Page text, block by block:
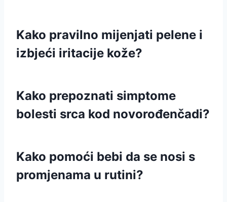
Kako pravilno mijenjati pelene i
izbjeći iritacije kože?
Kako prepoznati simptome
bolesti srca kod novorođenčadi?
Kako pomoći bebi da se nosi s
promjenama u rutini?